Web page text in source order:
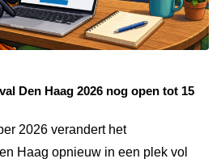
Den Haag 2026 nog open tot 15
2026 verandert het
Haag opnieuw in een plek vol